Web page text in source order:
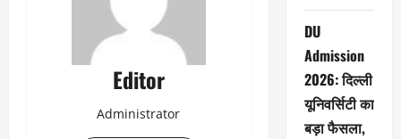
Editor
Administrator
DU
Admission
2026: दिल्ली
यूनिवर्सिटी का
बड़ा फैसला,